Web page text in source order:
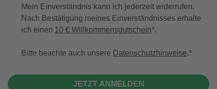
Mein Einverständnis kann ich jederzeit widerrufen.
Nach Bestätigung meines Einverständnisses erhalte
ich einen 10 € Willkommensgutschein*.
Bitte beachte auch unsere Datenschutzhinweise.
JETZT ANMELDEN